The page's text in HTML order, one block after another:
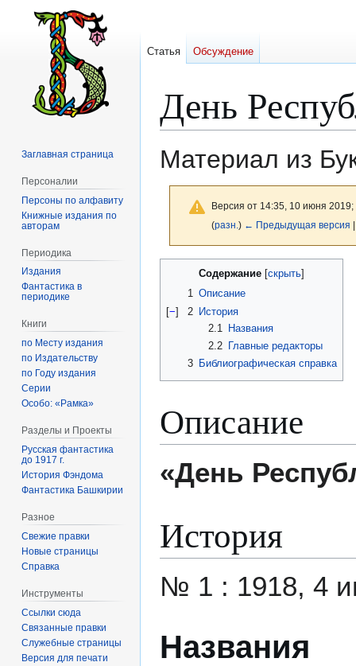
День
Материал из
Версия от 14:35, 10 июня 2019;
(разн. ) ← Предыдущая версия
Перейти
Перейти
Содержание
1 Описание
[−] 2 История
2.1
Названия
2.2 Главные редакторы
3
Библиографическая справка
Описание
«День
История
№ 1 : 1918, 4
Названия
Статья Обсуждение
Заглавная страница
Персоналии
Персоны по алфавиту
Книжные издания по
авторам
Периодика
Издания
Фантастика в
периодике
Книги
по Месту издания
по Издательству
по Году издания
Серии
Особо: «Рамка»
Разделы и Проекты
Русская фантастика
до 1917 г.
История Фэндома
Фантастика Башкирии
Разное
Свежие правки
Новые страницы
Справка
Инструменты
Ссылки сюда
Связанные правки
Служебные страницы
Версия для печати